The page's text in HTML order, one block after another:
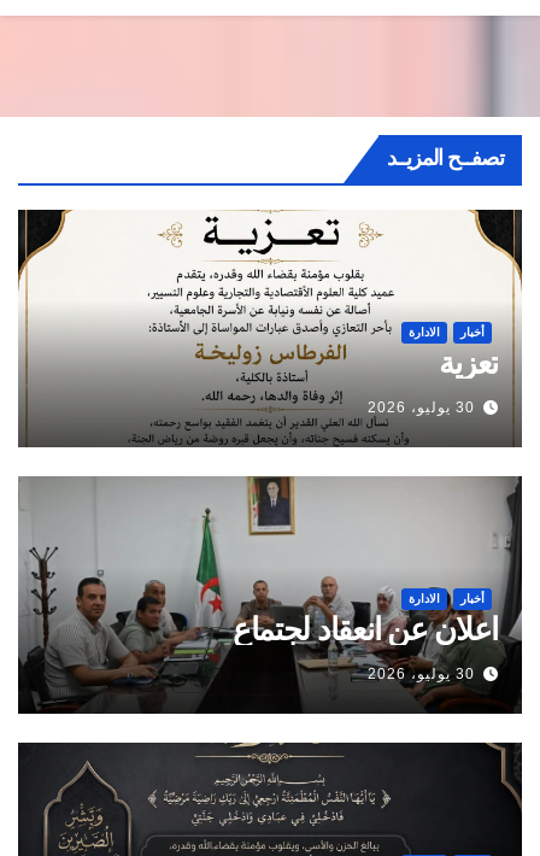
تصفــح المزيــد
أخبار الادارة
تعزية
30 يوليو، 2026
أخبار الادارة
اعلان عن انعقاد لجتماع
30 يوليو، 2026